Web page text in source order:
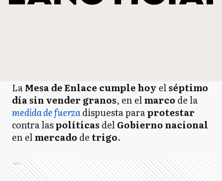
LaMesa de Enlace cumple hoy elséptimo
díasin vender granos, en elmarco de la
medida de fuerzadispuesta paraprotestar
contra laspolíticas delGobierno nacional
en elmercado de trigo.
Ads